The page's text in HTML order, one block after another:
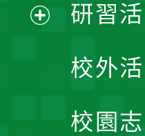
研習
校外
校園